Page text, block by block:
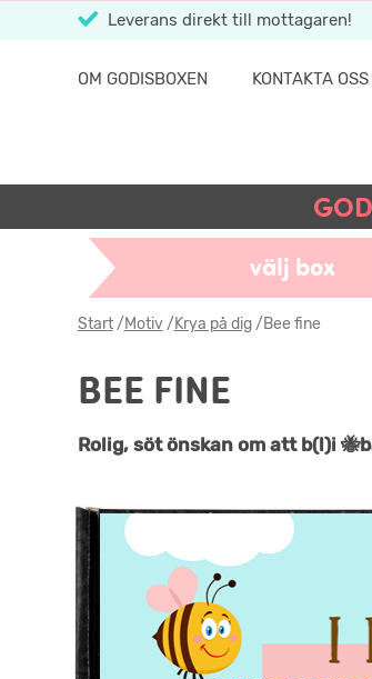
Leverans direkt till mottagaren!
OM GODISBOXEN KONTAKTA OSS
välj box
Start/Motiv/Krya på dig/Bee fine
BEE FINE
Rolig, söt önskan om att b(l)i